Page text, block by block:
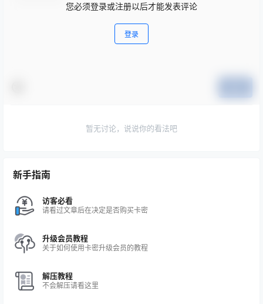
您必须登录或注册以后才能发表评论
登录
暂无讨论，说说你的看法吧
新手指南
访客必看
请看过文章后在决定是否购买卡密
升级会员教程
关于如何使用卡密升级会员的教程
解压教程
不会解压请看这里